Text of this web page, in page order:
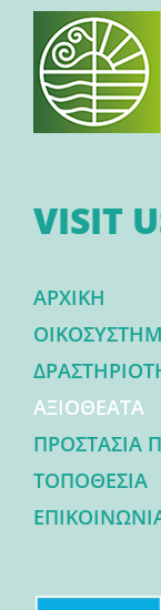
VISIT
ΑΡΧΙΚΗ
ΑΞΙΟΘΕΑΤΑ
ΠΡΟΣΤΑΣΙΑ
ΤΟΠΟΘΕΣΙΑ